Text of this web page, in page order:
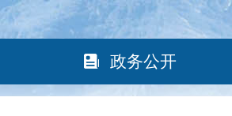
政务公开